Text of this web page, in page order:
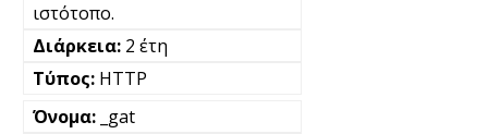
ιστότοπο.
2 έτη
HTTP
_gat